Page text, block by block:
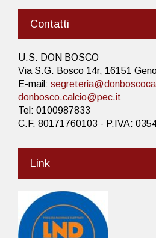
Contatti
U.S. DON BOSCO
Via S.G. Bosco 14r, 16151
E-mail:
donbosco.calcio@pec.it
Tel: 0100987833
C.F. 80171760103 - P.IVA:
Link